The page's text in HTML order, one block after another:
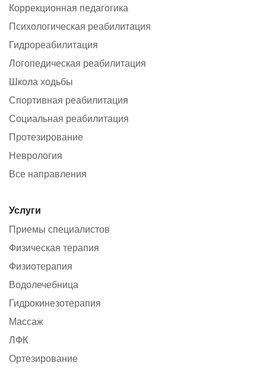
Коррекционная педагогика
Психологическая реабилитация
Гидрореабилитация
Логопедическая реабилитация
Школа ходьбы
Спортивная реабилитация
Социальная реабилитация
Протезирование
Неврология
Все направления
Услуги
Приемы специалистов
Физическая терапия
Физиотерапия
Водолечебница
Гидрокинезотерапия
Массаж
ЛФК
Ортезирование